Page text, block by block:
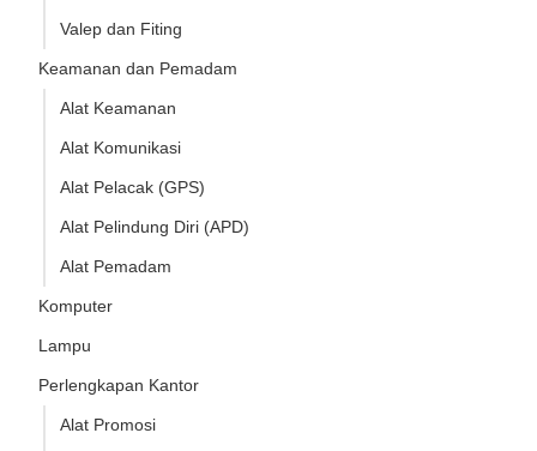
Valep dan Fiting
Keamanan dan Pemadam
Alat Keamanan
Alat Komunikasi
Alat Pelacak (GPS)
Alat Pelindung Diri (APD)
Alat Pemadam
Komputer
Lampu
Perlengkapan Kantor
Alat Promosi